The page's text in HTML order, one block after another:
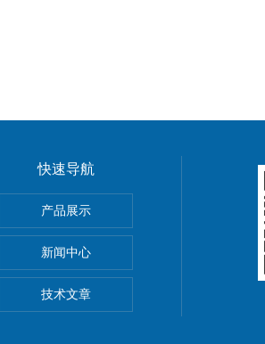
智能电流分配器
峰电抗器
快速导航
产品展示
新闻中心
技术文章